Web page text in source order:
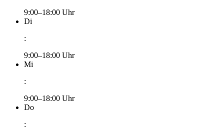
9:00–18:00 Uhr
Di
:
9:00–18:00 Uhr
Mi
:
9:00–18:00 Uhr
Do
: